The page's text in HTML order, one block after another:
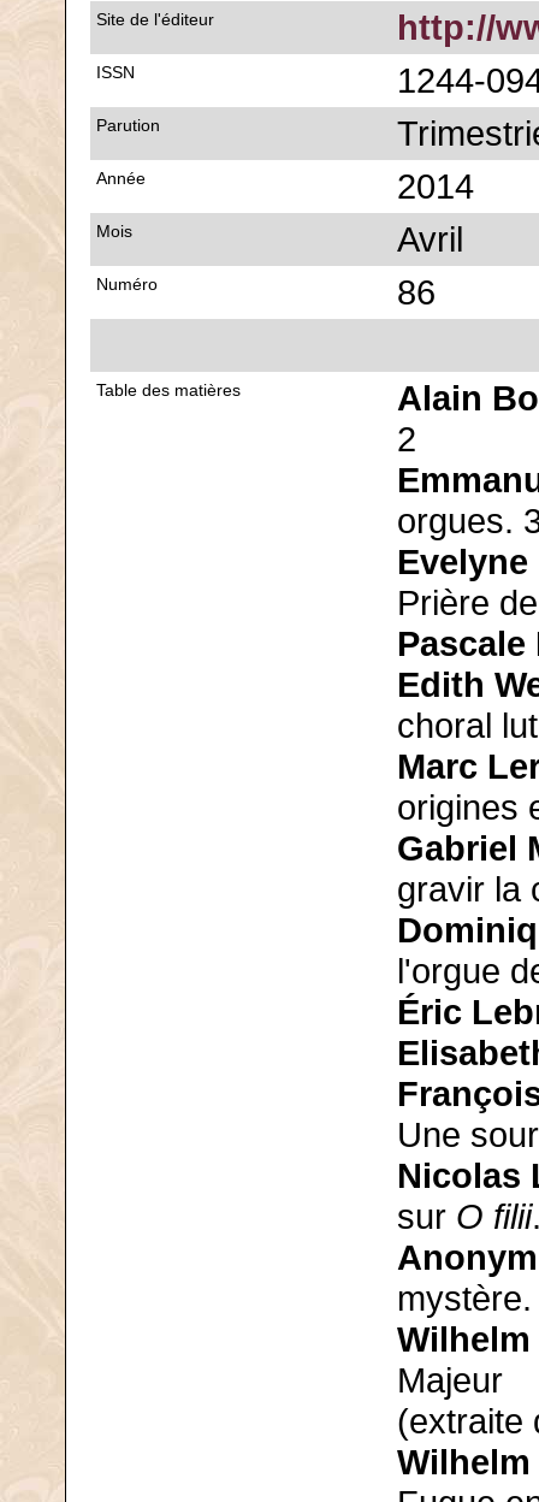
Site de l'éditeur http://
ISSN 1244-
Parution
Année 2014
Mois Avril
Numéro 86
Table des matières
Alain
2
orgues.
Prière
Pascale
Edith
choral
Marc
origines
Gabriel
gravir la
l'orgue
Éric
Une
Nicolas
sur O filii
Majeur
(extraite
Wilhelm